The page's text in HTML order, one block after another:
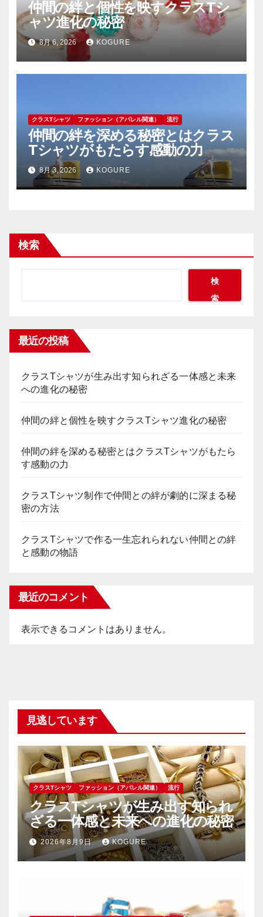
仲間の絆と個性を映すクラスTシ
ャツ進化の秘密
8月 6, 2026 KOGURE
クラスTシャツ ファッション（アパレル関連） 流行
仲間の絆を深める秘密とはクラス
Tシャツがもたらす感動の力
8月 3, 2026 KOGURE
検索
検
索
最近の投稿
クラスTシャツが生み出す知られざる一体感と未来
への進化の秘密
仲間の絆と個性を映すクラスTシャツ進化の秘密
仲間の絆を深める秘密とはクラスTシャツがもたら
す感動の力
クラスTシャツ制作で仲間との絆が劇的に深まる秘
密の方法
クラスTシャツで作る一生忘れられない仲間との絆
と感動の物語
最近のコメント
表示できるコメントはありません。
見逃しています
クラスTシャツ ファッション（アパレル関連） 流行
クラスTシャツが生み出す知られ
ざる一体感と未来への進化の秘密
2026年8月9日 KOGURE